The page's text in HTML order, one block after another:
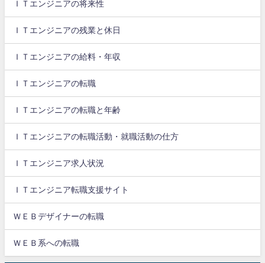
ＩＴエンジニアの将来性
ＩＴエンジニアの残業と休日
ＩＴエンジニアの給料・年収
ＩＴエンジニアの転職
ＩＴエンジニアの転職と年齢
ＩＴエンジニアの転職活動・就職活動の仕方
ＩＴエンジニア求人状況
ＩＴエンジニア転職支援サイト
ＷＥＢデザイナーの転職
ＷＥＢ系への転職